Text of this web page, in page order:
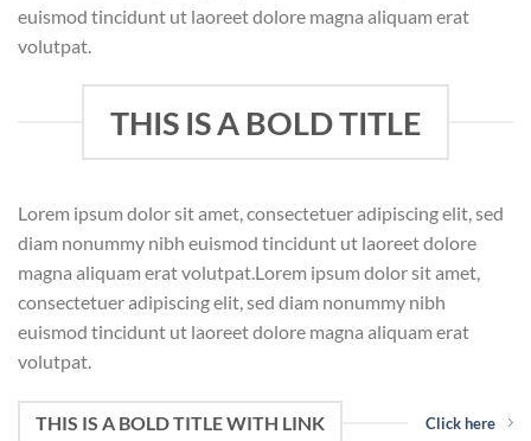
euismod tincidunt ut laoreet dolore magna aliquam erat
volutpat.
THIS IS A BOLD TITLE
Lorem ipsum dolor sit amet, consectetuer adipiscing elit, sed
diam nonummy nibh euismod tincidunt ut laoreet dolore
magna aliquam erat volutpat.Lorem ipsum dolor sit amet,
consectetuer adipiscing elit, sed diam nonummy nibh
euismod tincidunt ut laoreet dolore magna aliquam erat
volutpat.
THIS IS A BOLD TITLE WITH LINK Click here